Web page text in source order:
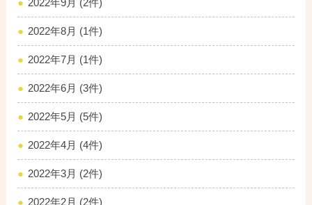
2022年9月 (2件)
2022年8月 (1件)
2022年7月 (1件)
2022年6月 (3件)
2022年5月 (5件)
2022年4月 (4件)
2022年3月 (2件)
2022年2月 (2件)